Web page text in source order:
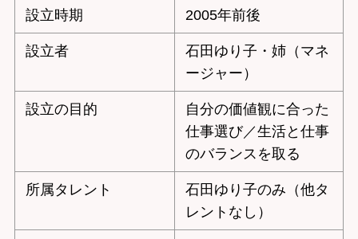
設立時期 2005年前後
設立者
石田ゆり子・姉（マネ
ージャー）
設立の目的
自分の価値観に合った
仕事選び／生活と仕事
のバランスを取る
所属タレント
石田ゆり子のみ（他タ
レントなし）